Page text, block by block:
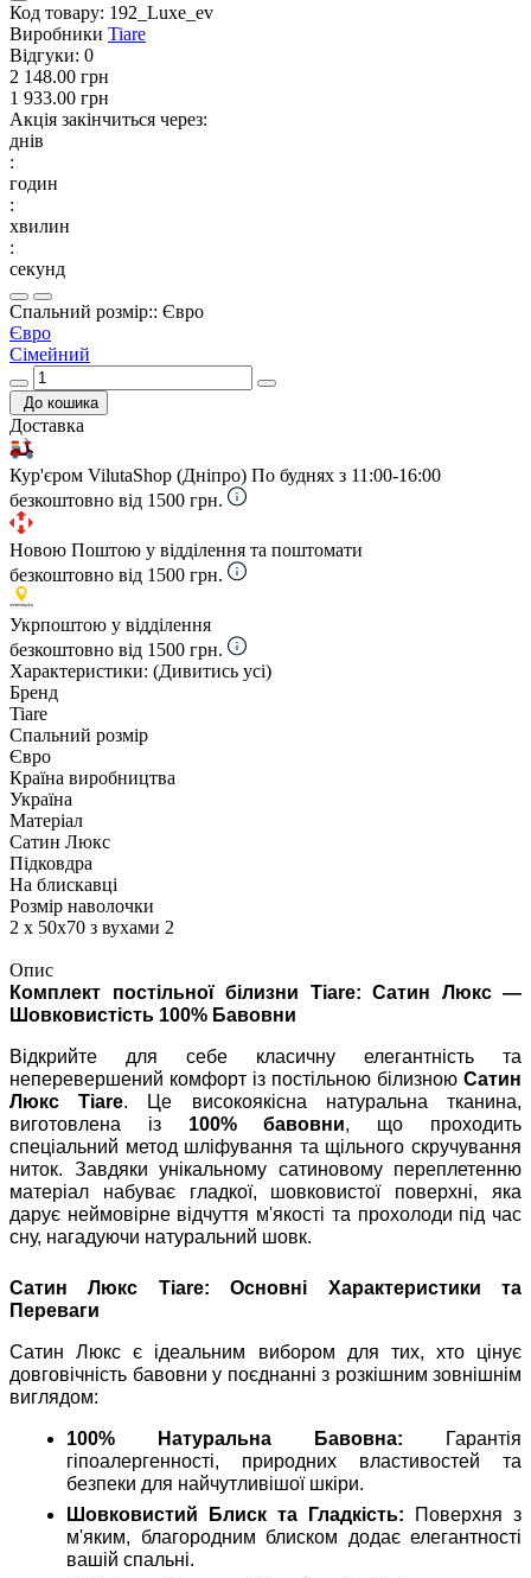
Код товару: 192_Luxe_ev
Виробники Tiare
Відгуки: 0
2 148.00 грн
1 933.00 грн
Акція закінчиться через:
днів
:
годин
:
хвилин
:
секунд
Спальний розмір:: Євро
Євро
Сімейний
До кошика
Доставка
Кур'єром VilutaShop (Дніпро) По буднях з 11:00-16:00
безкоштовно від 1500 грн.
Новою Поштою у відділення та поштомати
безкоштовно від 1500 грн.
Укрпоштою у відділення
безкоштовно від 1500 грн.
Характеристики: (Дивитись усі)
Бренд
Tiare
Спальний розмір
Євро
Країна виробництва
Україна
Матеріал
Сатин Люкс
Підковдра
На блискавці
Розмір наволочки
2 х 50х70 з вухами 2
Опис
Комплект постільної білизни Tiare: Сатин Люкс —
Шовковистість 100% Бавовни
Відкрийте для себе класичну елегантність та
неперевершений комфорт із постільною білизною Сатин
Люкс Tiare. Це високоякісна натуральна тканина,
виготовлена із 100% бавовни, що проходить
спеціальний метод шліфування та щільного скручування
ниток. Завдяки унікальному сатиновому переплетенню
матеріал набуває гладкої, шовковистої поверхні, яка
дарує неймовірне відчуття м'якості та прохолоди під час
сну, нагадуючи натуральний шовк.
Сатин Люкс Tiare: Основні Характеристики та
Переваги
Сатин Люкс є ідеальним вибором для тих, хто цінує
довговічність бавовни у поєднанні з розкішним зовнішнім
виглядом:
100% Натуральна Бавовна: Гарантія
гіпоалергенності, природних властивостей та
безпеки для найчутливішої шкіри.
Шовковистий Блиск та Гладкість: Поверхня з
м'яким, благородним блиском додає елегантності
вашій спальні.